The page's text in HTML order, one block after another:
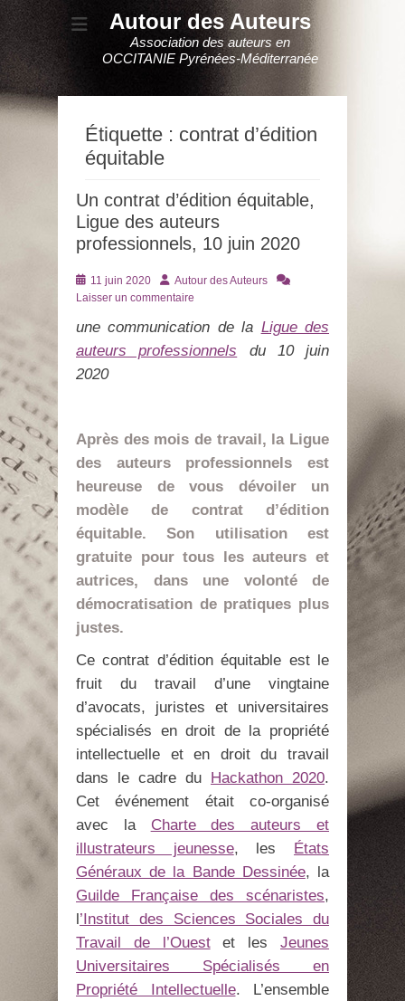
Autour des Auteurs
Association des auteurs en
OCCITANIE Pyrénées-Méditerranée
Étiquette : contrat d’édition
équitable
Un contrat d’édition équitable,
Ligue des auteurs
professionnels, 10 juin 2020
Posté
le
11 juin 2020 AuteurAutour des Auteurs
Laisser un commentaire
une communication de la Ligue des
auteurs professionnels du 10 juin
2020
Après des mois de travail, la Ligue
des auteurs professionnels est
heureuse de vous dévoiler un
modèle de contrat d’édition
équitable. Son utilisation est
gratuite pour tous les auteurs et
autrices, dans une volonté de
démocratisation de pratiques plus
justes.
Ce contrat d’édition équitable est le
fruit du travail d’une vingtaine
d’avocats, juristes et universitaires
spécialisés en droit de la propriété
intellectuelle et en droit du travail
dans le cadre du Hackathon 2020.
Cet événement était co-organisé
avec la Charte des auteurs et
illustrateurs jeunesse, les États
Généraux de la Bande Dessinée, la
Guilde Française des scénaristes,
l’Institut des Sciences Sociales du
Travail de l’Ouestet lesJeunes
Universitaires Spécialisés en
Propriété Intellectuelle. L’ensemble